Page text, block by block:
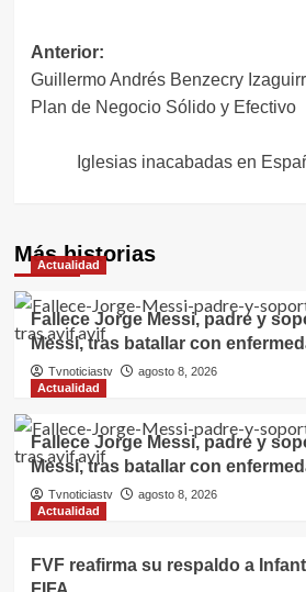
Navegación
de
entradas
Anterior:
Guillermo Andrés Benzecry
Plan de Negocio Sólido y Efectivo
Iglesias inacabadas en
Más historias
Actualidad
Fallece Jorge Messi, padre y
Messi, tras batallar con
Tvnoticiastv
agosto 8, 2026
Actualidad
Fallece Jorge Messi, padre y
Messi, tras batallar con
Tvnoticiastv
agosto 8, 2026
Actualidad
FVF reafirma su respaldo a